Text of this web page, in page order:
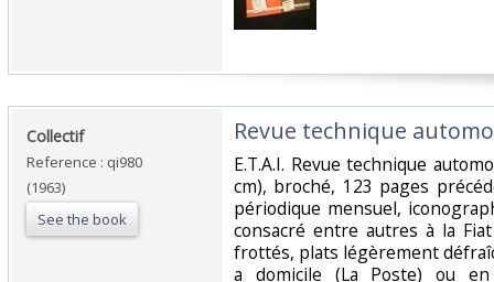
‎Collectif‎
Reference : qi980
(1963)
See the book
‎Revue technique
‎E.T.A.I. Revue technique
cm), broché, 123 pages
périodique mensuel,
consacré entre autres à la
frottés, plats légèrement
a domicile (La Poste) ou